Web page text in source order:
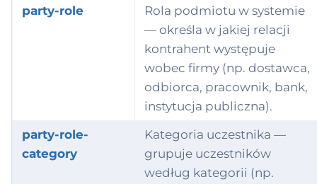
party-role
Rola podmiotu w systemie
— określa w jakiej relacji
kontrahent występuje
wobec firmy (np. dostawca,
odbiorca, pracownik, bank,
instytucja publiczna).
party-role-
category
Kategoria uczestnika —
grupuje uczestników
według kategorii (np.